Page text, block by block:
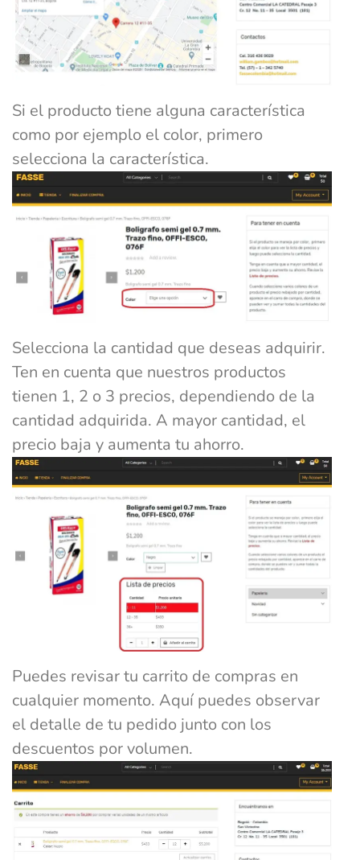
Si el producto tiene alguna característica
como por ejemplo el color, primero
selecciona la característica.
Selecciona la cantidad que deseas adquirir.
Ten en cuenta que nuestros productos
tienen 1, 2 o 3 precios, dependiendo de la
cantidad adquirida. A mayor cantidad, el
precio baja y aumenta tu ahorro.
Puedes revisar tu carrito de compras en
cualquier momento. Aquí puedes observar
el detalle de tu pedido junto con los
descuentos por volumen.